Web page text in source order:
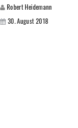
Robert Heidemann
30. August 2018